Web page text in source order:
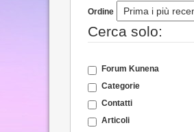
Ordine
Cerca solo:
Forum Kunena
Categorie
Contatti
Articoli